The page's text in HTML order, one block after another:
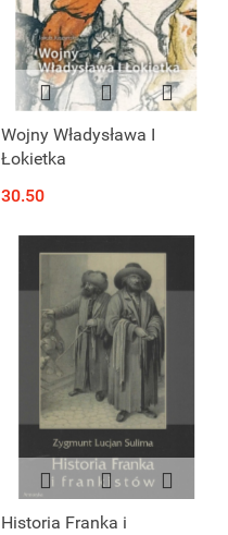
Wojny Władysława I
Łokietka
30.50
Historia Franka i